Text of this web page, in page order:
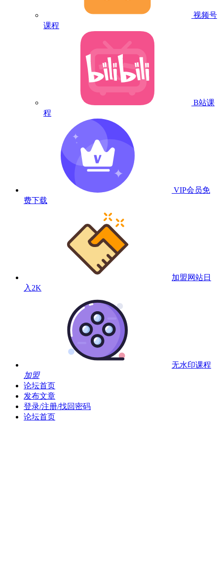
视频号
课程
B站课
程
VIP会员免
费下载
加盟网站日
入2K
无水印课程
加盟
论坛首页
发布文章
登录/注册/找回密码
论坛首页